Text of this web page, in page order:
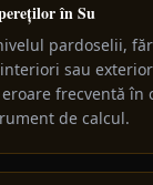
în Su
pardoselii,
sau
frecventă în
de calcul.